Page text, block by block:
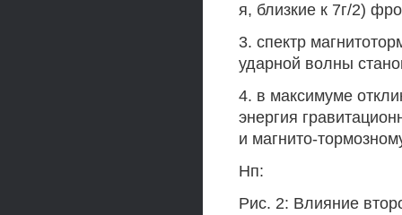
я, близкие к 7г/2)
3. спектр
ударной волны
4. в максимуме
энергия
и магнито-
Нп:
Рис. 2: Влияние